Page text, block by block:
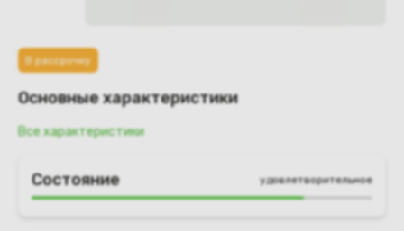
В рассрочку
Основные характеристики
Все характеристики
Состояние удовлетворительное